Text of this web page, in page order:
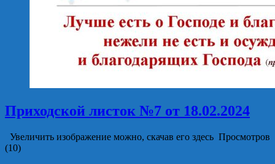
Приходской листок №7 от 18.02.2024
Увеличить изображение можно, скачав его здесь Просмотров
(10)